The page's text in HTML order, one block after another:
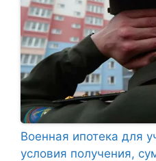
Военная ипотека для
условия получения,